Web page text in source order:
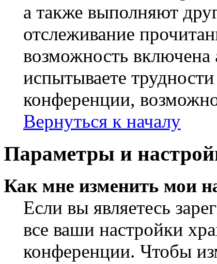
а также выполняют
отслеживание
возможность
испытываете
конференции,
Вернуться к началу
Параметры и
Как мне изменить мои
Если вы являетесь
все ваши настройки
конференции. Чтобы